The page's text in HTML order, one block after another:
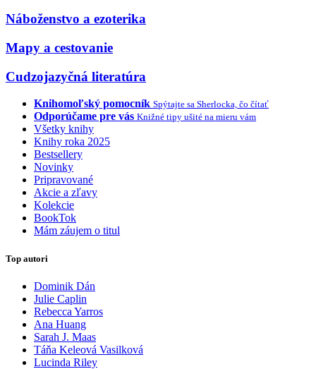
Náboženstvo a ezoterika
Mapy a cestovanie
Cudzojazyčná literatúra
Knihomoľský pomocník Spýtajte sa Sherlocka, čo čítať
Odporúčame pre vás Knižné tipy ušité na mieru vám
Všetky knihy
Knihy roka 2025
Bestsellery
Novinky
Pripravované
Akcie a zľavy
Kolekcie
BookTok
Mám záujem o titul
Top autori
Dominik Dán
Julie Caplin
Rebecca Yarros
Ana Huang
Sarah J. Maas
Táňa Keleová Vasilková
Lucinda Riley